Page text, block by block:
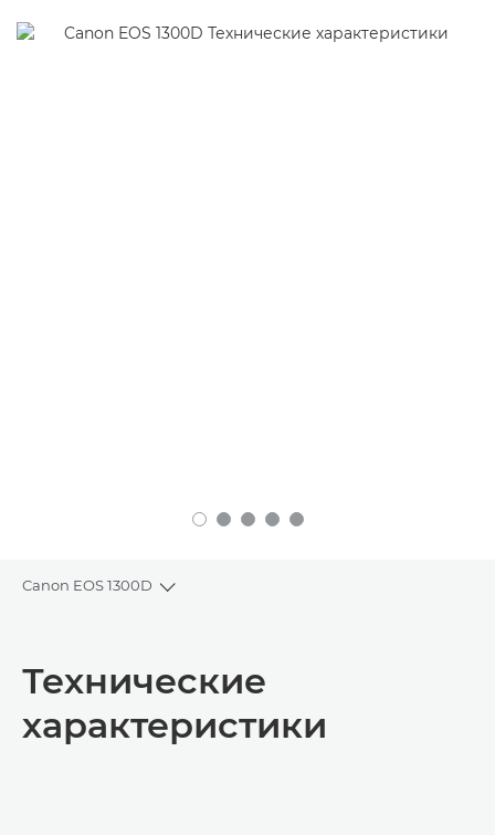
Canon EOS 1300D
Toggle breadcrumbs
Технические характеристики
Технические
характеристики